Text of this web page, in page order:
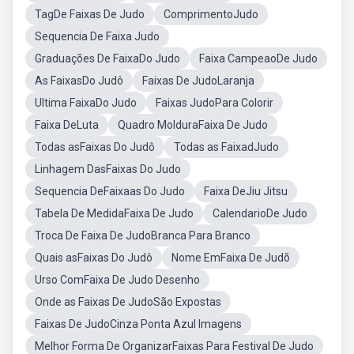
TagDe Faixas De Judo
ComprimentoJudo
Sequencia De Faixa Judo
Graduações De FaixaDo Judo
Faixa CampeaoDe Judo
As FaixasDo Judô
Faixas De JudoLaranja
Ultima FaixaDo Judo
Faixas JudoPara Colorir
Faixa DeLuta
Quadro MolduraFaixa De Judo
Todas asFaixas Do Judô
Todas as FaixadJudo
Linhagem DasFaixas Do Judo
Sequencia DeFaixaas Do Judo
Faixa DeJiu Jitsu
Tabela De MedidaFaixa De Judo
CalendarioDe Judo
Troca De Faixa De JudoBranca Para Branco
Quais asFaixas Do Judô
Nome EmFaixa De Judõ
Urso ComFaixa De Judo Desenho
Onde as Faixas De JudoSão Expostas
Faixas De JudoCinza Ponta Azul Imagens
Melhor Forma De OrganizarFaixas Para Festival De Judo